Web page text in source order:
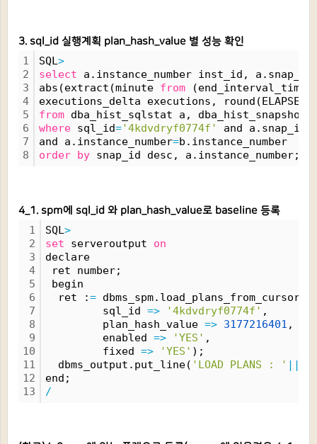
3. sql_id 실행계획 plan_hash_value 별 성능 확인
1
2
3
4
5
6
7
8
SQL>
select a.instance_number inst_id,
abs(extract(minute from (end_interval_time
executions_delta executions,
from dba_hist_sqlstat a, dba_hist_snapshot
where sql_id='4kdvdryf0774f' and a.snap_id
and a.instance_number=b.instance_number
order by snap_id desc, a.instance_number;
4_1. spm에 sql_id 와 plan_hash_value로 baseline 등록
1
2
3
4
5
6
7
8
9
10
11
12
13
SQL>
set serveroutput on
declare
ret number;
begin
ret :=
sql_id => '4kdvdryf0774f' ,
plan_hash_value => 3177216401 ,
enabled => 'YES' ,
fixed => 'YES' );
dbms_output.put_line( 'LOAD PLANS : ' | |
end;
/